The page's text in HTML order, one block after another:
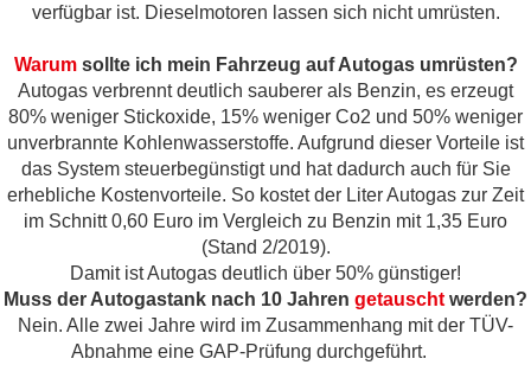
verfügbar ist. Dieselmotoren lassen sich nicht umrüsten.
Warumsollte ich mein Fahrzeug auf Autogas umrüsten?
Autogas verbrennt deutlich sauberer als Benzin, es erzeugt
80% weniger Stickoxide, 15% weniger Co2 und 50% weniger
unverbrannte Kohlenwasserstoffe. Aufgrund dieser Vorteile ist
das System steuerbegünstigt und hat dadurch auch für Sie
erhebliche Kostenvorteile. So kostet der Liter Autogas zur Zeit
im Schnitt 0,60 Euro im Vergleich zu Benzin mit 1,35 Euro
(Stand 2/2019).
Damit ist Autogas deutlich über 50% günstiger!
Muss der Autogastank nach 10 Jahren getauscht werden?
Nein. Alle zwei Jahre wird im Zusammenhang mit der TÜV-
Abnahme eine GAP-Prüfung durchgeführt.